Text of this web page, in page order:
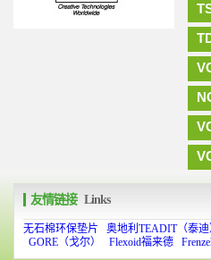
友情链接 Links
无石棉环保垫片 奥地利TEADIT（泰迪
GORE（戈尔）
Flexoid福来德